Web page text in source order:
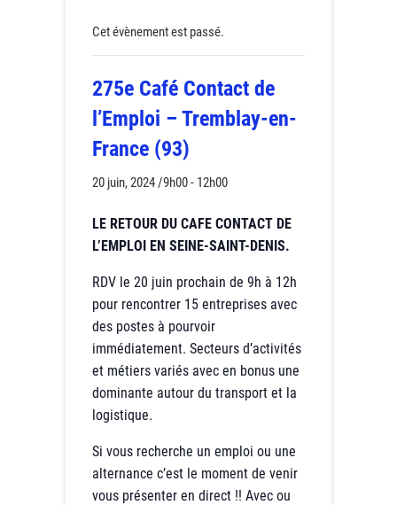
Cet évènement est passé.
275e Café Contact de
l’Emploi – Tremblay-en-
France (93)
20 juin, 2024 /9h00- 12h00
LE RETOUR DU CAFE CONTACT DE
L’EMPLOI EN SEINE-SAINT-DENIS.
RDV le 20 juin prochain de 9h à 12h
pour rencontrer 15 entreprises avec
des postes à pourvoir
immédiatement. Secteurs d’activités
et métiers variés avec en bonus une
dominante autour du transport et la
logistique.
Si vous recherche un emploi ou une
alternance c’est le moment de venir
vous présenter en direct !! Avec ou